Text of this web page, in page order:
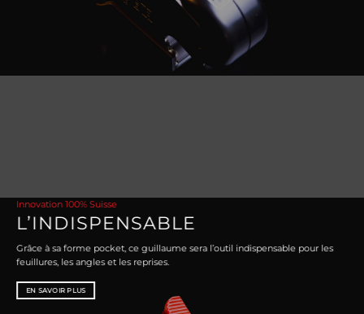
Innovation 100% Suisse
L’INDISPENSABLE
Grâce à sa forme pocket, ce guillaume sera l’outil indispensable pour les
feuillures, les angles et les reprises.
EN SAVOIR PLUS